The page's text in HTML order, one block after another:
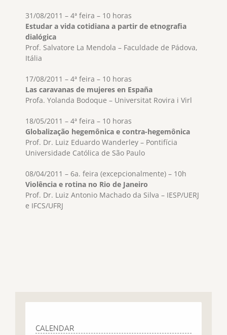
31/08/2011 – 4ª feira – 10 horas
Estudar a vida cotidiana a partir de etnografia
dialógica
Prof. Salvatore La Mendola – Faculdade de Pádova,
Itália
17/08/2011 – 4ª feira – 10 horas
Las caravanas de mujeres en España
Profa. Yolanda Bodoque – Universitat Rovira i Virl
18/05/2011 – 4ª feira – 10 horas
Globalização hegemônica e contra-hegemônica
Prof. Dr. Luiz Eduardo Wanderley – Pontifícia
Universidade Católica de São Paulo
08/04/2011 – 6a. feira (excepcionalmente) – 10h
Violência e rotina no Rio de Janeiro
Prof. Dr. Luiz Antonio Machado da Silva – IESP/UERJ
e IFCS/UFRJ
CALENDAR